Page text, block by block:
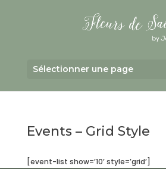
Sélectionner une page
Events – Grid Style
[event-list show=’10’ style=’grid’]